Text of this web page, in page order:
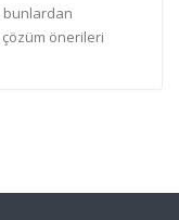
bunlardan
önerileri